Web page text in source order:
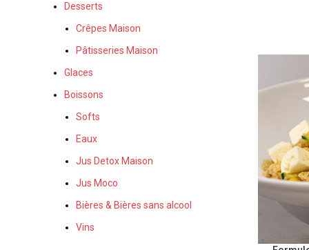
Desserts
Crêpes Maison
Pâtisseries Maison
Glaces
Boissons
Softs
Eaux
Jus Detox Maison
Jus Moco
Bières & Bières sans alcool
Vins